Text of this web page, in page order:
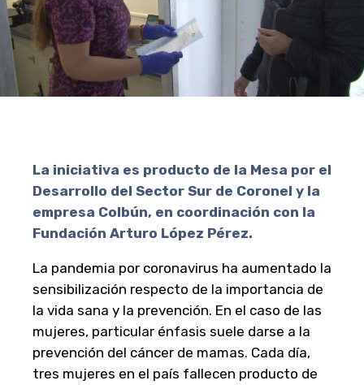
La iniciativa es producto de la Mesa por el
Desarrollo del Sector Sur de Coronel y la
empresa Colbún, en coordinación con la
Fundación Arturo López Pérez.
La pandemia por coronavirus ha aumentado la
sensibilización respecto de la importancia de
la vida sana y la prevención. En el caso de las
mujeres, particular énfasis suele darse a la
prevención del cáncer de mamas. Cada día,
tres mujeres en el país fallecen producto de